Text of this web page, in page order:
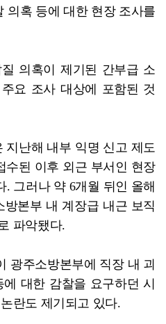
의혹 등에 대한 현장 조사를
의혹이 제기된 간부급 소
요 조사 대상에 포함된 것
지난해 내부 익명 신고 제도
수된 이후 외근 부서인 현장
그러나 약 6개월 뒤인 올해
방본부 내 계장급 내근 보직
파악됐다.
광주소방본부에 직장 내 괴
대한 감찰을 요구하던 시
란도 제기되고 있다.